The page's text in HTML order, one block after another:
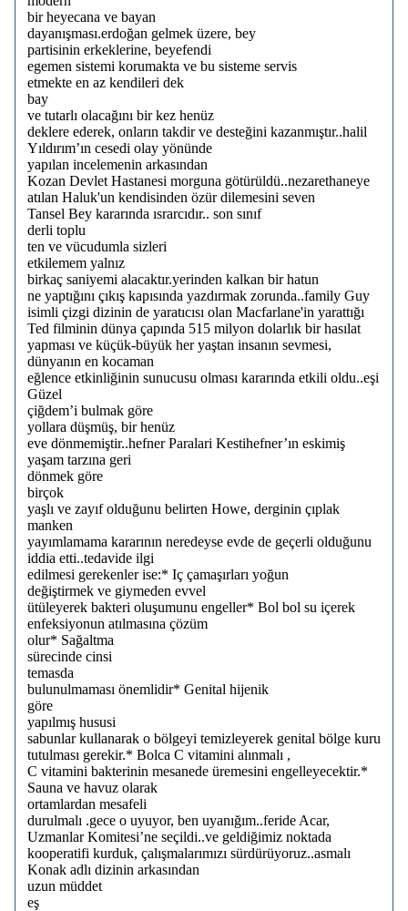
bir heyecana ve bayan
dayanışması.erdoğan gelmek üzere, bey
partisinin erkeklerine, beyefendi
egemen sistemi korumakta ve bu sisteme servis
etmekte en az kendileri dek
bay
ve tutarlı olacağını bir kez henüz
deklere ederek, onların takdir ve desteğini kazanmıştır..halil
Yıldırım’ın cesedi olay yönünde
yapılan incelemenin arkasından
Kozan Devlet Hastanesi morguna götürüldü..nezarethaneye
atılan Haluk'un kendisinden özür dilemesini seven
Tansel Bey kararında ısrarcıdır.. son sınıf
derli toplu
ten ve vücudumla sizleri
etkilemem yalnız
birkaç saniyemi alacaktır.yerinden kalkan bir hatun
ne yaptığını çıkış kapısında yazdırmak zorunda..family Guy
isimli çizgi dizinin de yaratıcısı olan Macfarlane'in yarattığı
Ted filminin dünya çapında 515 milyon dolarlık bir hasılat
yapması ve küçük-büyük her yaştan insanın sevmesi,
dünyanın en kocaman
eğlence etkinliğinin sunucusu olması kararında etkili oldu..eşi
Güzel
çiğdem’i bulmak göre
yollara düşmüş, bir henüz
eve dönmemiştir..hefner Paralari Kestihefner’ın eskimiş
yaşam tarzına geri
dönmek göre
birçok
yaşlı ve zayıf olduğunu belirten Howe, derginin çıplak
manken
yayımlamama kararının neredeyse evde de geçerli olduğunu
iddia etti..tedavide ilgi
edilmesi gerekenler ise:* Iç çamaşırları yoğun
değiştirmek ve giymeden evvel
ütüleyerek bakteri oluşumunu engeller* Bol bol su içerek
enfeksiyonun atılmasına çözüm
olur* Sağaltma
sürecinde cinsi
temasda
bulunulmaması önemlidir* Genital hijenik
göre
yapılmış hususi
sabunlar kullanarak o bölgeyi temizleyerek genital bölge kuru
tutulması gerekir.* Bolca C vitamini alınmalı ,
C vitamini bakterinin mesanede üremesini engelleyecektir.*
Sauna ve havuz olarak
ortamlardan mesafeli
durulmalı .gece o uyuyor, ben uyanığım..feride Acar,
Uzmanlar Komitesi’ne seçildi..ve geldiğimiz noktada
kooperatifi kurduk, çalışmalarımızı sürdürüyoruz..asmalı
Konak adlı dizinin arkasından
uzun müddet
eş